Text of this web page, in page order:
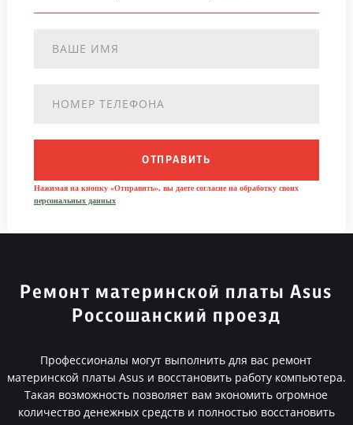
ОТПРАВИТЬ
Нажимая на кнопку «Отправить», вы даете согласие на обработку своих
персональных данных
Ремонт материнской платы Asus
Россошанский проезд
Профессионалы могут выполнить для вас ремонт
материнской платы Asus и восстановить работу компьютера.
Такая возможность позволяет вам экономить огромное
количество денежных средств и полностью восстановить